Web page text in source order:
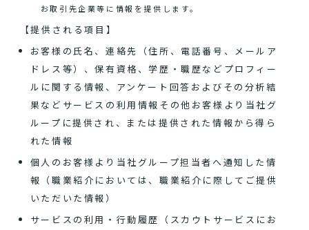
お取引先企業等に情報を提供します。
【提供される項目】
お客様の氏名、連絡先（住所、電話番号、メールア
ドレス等）、保有資格、学歴・職歴などプロフィー
ルに関する情報、アンケート回答およびその分析結
果などサービスの利用情報その他お客様より当社グ
ループに提供され、または提供された情報から得ら
れた情報
個人のお客様より当社グループ担当者へ通知した情
報（職業紹介においては、職業紹介に際してご提供
いただいた情報）
サービスの利用・行動履歴（スカウトサービスにお